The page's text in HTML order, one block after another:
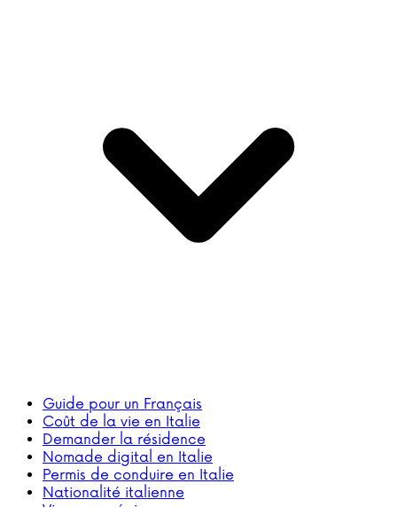
Guide pour un Français
Coût de la vie en Italie
Demander la résidence
Nomade digital en Italie
Permis de conduire en Italie
Nationalité italienne